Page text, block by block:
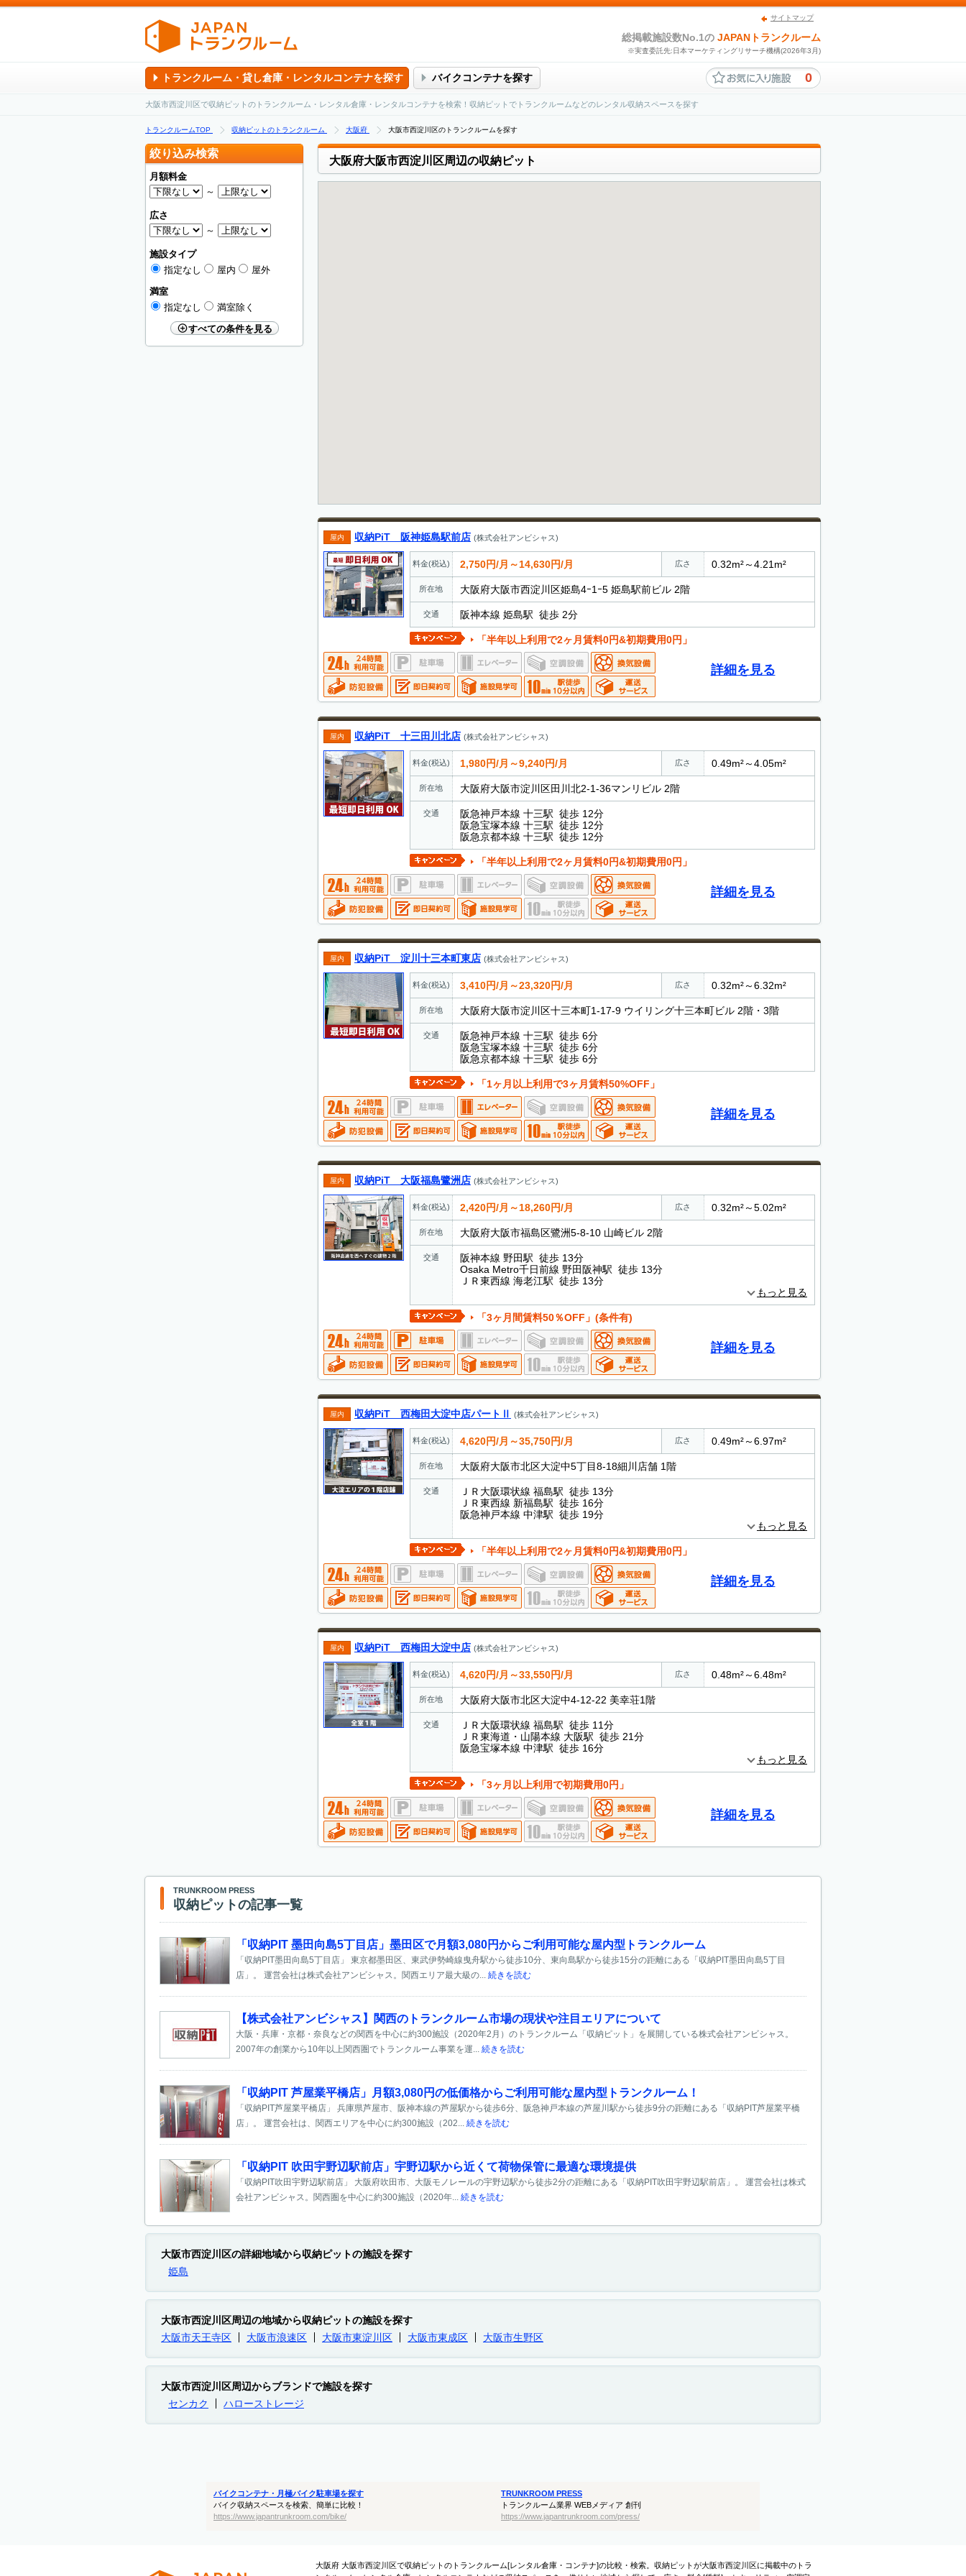
サイトマップ
総掲載施設数No.1の JAPANトランクルーム
※実査委託先:日本マーケティングリサーチ機構(2026年3月)
トランクルーム・貸し倉庫・レンタルコンテナを探す バイクコンテナを探す 0
大阪市西淀川区で収納ピットのトランクルーム・レンタル倉庫・レンタルコンテナを検索！収納ピットでトランクルームなどのレンタル収納スペースを探す
トランクルームTOP 収納ピットのトランクルーム 大阪府 大阪市西淀川区のトランクルームを探す
大阪府大阪市西淀川区周辺の収納ピット
屋内 収納PiT 阪神姫島駅前店 (株式会社アンビシャス)
料金(税込) 2,750円/月～14,630円/月 広さ 0.32m²～4.21m²
所在地 大阪府大阪市西淀川区姫島4ｰ1ｰ5 姫島駅前ビル 2階
交通 阪神本線 姫島駅 徒歩 2分
「半年以上利用で2ヶ月賃料0円&初期費用0円」
詳細を見る
屋内 収納PiT 十三田川北店 (株式会社アンビシャス)
料金(税込) 1,980円/月～9,240円/月 広さ 0.49m²～4.05m²
所在地 大阪府大阪市淀川区田川北2-1-36マンリビル 2階
交通
阪急神戸本線 十三駅 徒歩 12分
阪急宝塚本線 十三駅 徒歩 12分
阪急京都本線 十三駅 徒歩 12分
「半年以上利用で2ヶ月賃料0円&初期費用0円」
詳細を見る
屋内 収納PiT 淀川十三本町東店 (株式会社アンビシャス)
料金(税込) 3,410円/月～23,320円/月 広さ 0.32m²～6.32m²
所在地 大阪府大阪市淀川区十三本町1-17-9 ウイリング十三本町ビル 2階・3階
交通
阪急神戸本線 十三駅 徒歩 6分
阪急宝塚本線 十三駅 徒歩 6分
阪急京都本線 十三駅 徒歩 6分
「1ヶ月以上利用で3ヶ月賃料50%OFF」
詳細を見る
屋内 収納PiT 大阪福島鷺洲店 (株式会社アンビシャス)
料金(税込) 2,420円/月～18,260円/月 広さ 0.32m²～5.02m²
所在地 大阪府大阪市福島区鷺洲5-8-10 山崎ビル 2階
交通
阪神本線 野田駅 徒歩 13分
Osaka Metro千日前線 野田阪神駅 徒歩 13分
ＪＲ東西線 海老江駅 徒歩 13分
もっと見る
「3ヶ月間賃料50％OFF」(条件有)
詳細を見る
屋内 収納PiT 西梅田大淀中店パートⅡ (株式会社アンビシャス)
料金(税込) 4,620円/月～35,750円/月 広さ 0.49m²～6.97m²
所在地 大阪府大阪市北区大淀中5丁目8-18細川店舗 1階
交通
ＪＲ大阪環状線 福島駅 徒歩 13分
ＪＲ東西線 新福島駅 徒歩 16分
阪急神戸本線 中津駅 徒歩 19分
もっと見る
「半年以上利用で2ヶ月賃料0円&初期費用0円」
詳細を見る
屋内 収納PiT 西梅田大淀中店 (株式会社アンビシャス)
料金(税込) 4,620円/月～33,550円/月 広さ 0.48m²～6.48m²
所在地 大阪府大阪市北区大淀中4-12-22 美幸荘1階
交通
ＪＲ大阪環状線 福島駅 徒歩 11分
ＪＲ東海道・山陽本線 大阪駅 徒歩 21分
阪急宝塚本線 中津駅 徒歩 16分
もっと見る
「3ヶ月以上利用で初期費用0円」
詳細を見る
絞り込み検索
月額料金
～
広さ
～
施設タイプ
指定なし
屋内
屋外
満室
指定なし
満室除く
すべての条件を見る
TRUNKROOM PRESS
収納ピットの記事一覧
「収納PIT 墨田向島5丁目店」墨田区で月額3,080円からご利用可能な屋内型トランクルーム
「収納PIT墨田向島5丁目店」 東京都墨田区、東武伊勢崎線曳舟駅から徒歩10分、東向島駅から徒歩15分の距離にある「収納PIT墨田向島5丁目
店」。 運営会社は株式会社アンビシャス。関西エリア最大級の... 続きを読む
【株式会社アンビシャス】関西のトランクルーム市場の現状や注目エリアについて
大阪・兵庫・京都・奈良などの関西を中心に約300施設（2020年2月）のトランクルーム「収納ピット」を展開している株式会社アンビシャス。
2007年の創業から10年以上関西圏でトランクルーム事業を運... 続きを読む
「収納PIT 芦屋業平橋店」月額3,080円の低価格からご利用可能な屋内型トランクルーム！
「収納PIT芦屋業平橋店」 兵庫県芦屋市、阪神本線の芦屋駅から徒歩6分、阪急神戸本線の芦屋川駅から徒歩9分の距離にある「収納PIT芦屋業平橋
店」。 運営会社は、関西エリアを中心に約300施設（202... 続きを読む
「収納PIT 吹田宇野辺駅前店」宇野辺駅から近くて荷物保管に最適な環境提供
「収納PIT吹田宇野辺駅前店」 大阪府吹田市、大阪モノレールの宇野辺駅から徒歩2分の距離にある「収納PIT吹田宇野辺駅前店」。 運営会社は株式
会社アンビシャス。関西圏を中心に約300施設（2020年... 続きを読む
大阪市西淀川区の詳細地域から収納ピットの施設を探す
姫島
大阪市西淀川区周辺の地域から収納ピットの施設を探す
大阪市天王寺区
大阪市浪速区 大阪市東淀川区 大阪市東成区 大阪市生野区
大阪市西淀川区周辺からブランドで施設を探す
センカク
ハローストレージ
バイクコンテナ・月極バイク駐車場を探す
バイク収納スペースを検索、簡単に比較！
https://www.japantrunkroom.com/bike/
TRUNKROOM PRESS
トランクルーム業界 WEBメディア 創刊
https://www.japantrunkroom.com/press/
大阪府 大阪市西淀川区で収納ピットのトランクルーム[レンタル倉庫・コンテナ]の比較・検索。収納ピットが大阪市西淀川区に掲載中のトラ